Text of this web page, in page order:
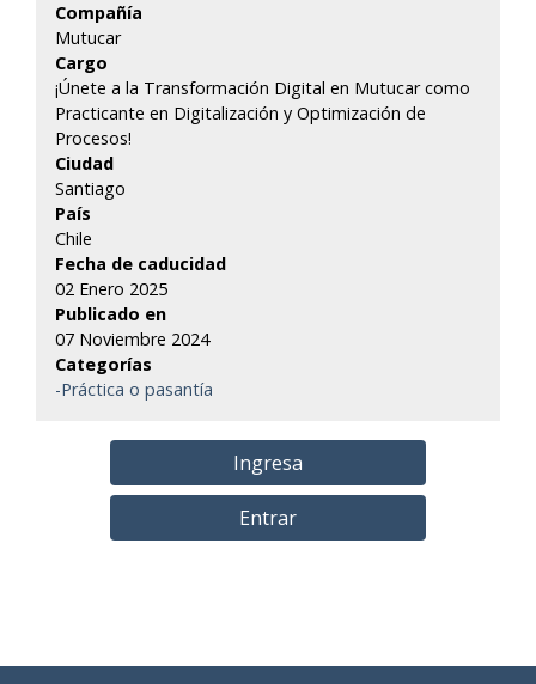
Compañía
Mutucar
Cargo
¡Únete a la Transformación Digital en Mutucar como
Practicante en Digitalización y Optimización de
Procesos!
Ciudad
Santiago
País
Chile
Fecha de caducidad
02 Enero 2025
Publicado en
07 Noviembre 2024
Categorías
-Práctica o pasantía
Ingresa
Entrar